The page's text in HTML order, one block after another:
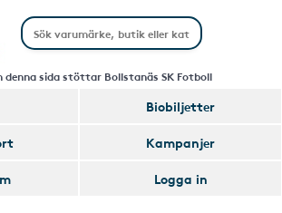
denna sida stöttar Bollstanäs SK Fotboll
Biobiljetter
Kampanjer
Logga in